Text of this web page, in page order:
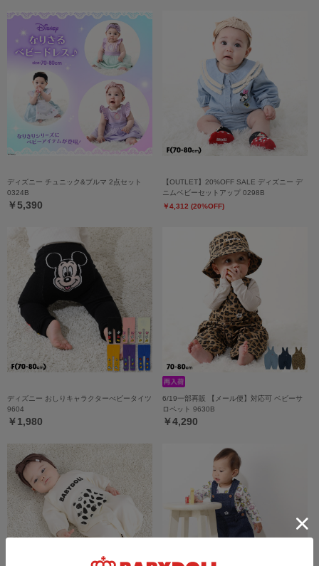
ディズニー チュニック&ブルマ 2点セット
0324B
￥5,390
【OUTLET】20%OFF SALE ディズニー デ
ニムベビーセットアップ 0298B
￥4,312 (20%OFF)
ディズニー おしりキャラクターべビータイツ
9604
￥1,980
6/19一部再販 【メール便】対応可 ベビーサ
ロペット 9630B
￥4,290